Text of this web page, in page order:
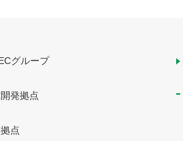
グループ
発拠点
点